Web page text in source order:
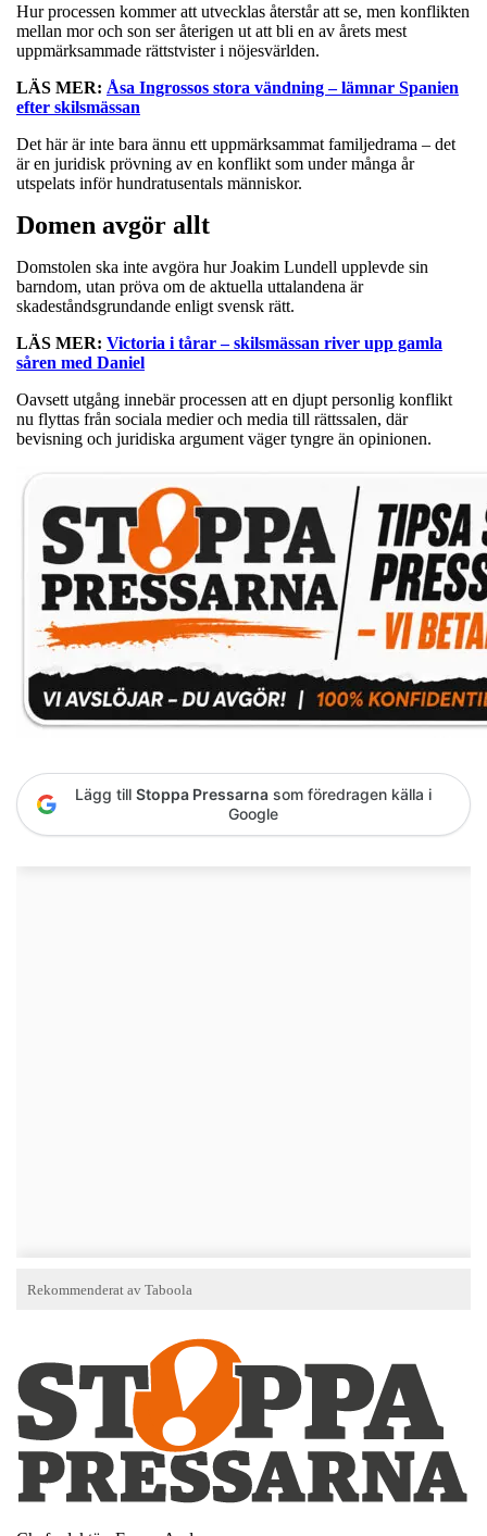
Hur processen kommer att utvecklas återstår att se, men konflikten
mellan mor och son ser återigen ut att bli en av årets mest
uppmärksammade rättstvister i nöjesvärlden.
LÄS MER: Åsa Ingrossos stora vändning – lämnar Spanien
efter skilsmässan
Det här är inte bara ännu ett uppmärksammat familjedrama – det
är en juridisk prövning av en konflikt som under många år
utspelats inför hundratusentals människor.
Domen avgör allt
Domstolen ska inte avgöra hur Joakim Lundell upplevde sin
barndom, utan pröva om de aktuella uttalandena är
skadeståndsgrundande enligt svensk rätt.
LÄS MER: Victoria i tårar – skilsmässan river upp gamla
såren med Daniel
Oavsett utgång innebär processen att en djupt personlig konflikt
nu flyttas från sociala medier och media till rättssalen, där
bevisning och juridiska argument väger tyngre än opinionen.
Lägg till Stoppa Pressarna som föredragen källa i
Google